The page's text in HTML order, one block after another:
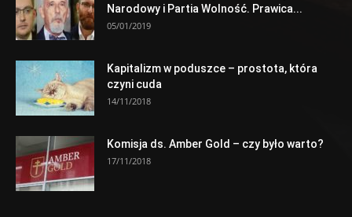
Narodowy i Partia Wolność. Prawica...
05/01/2019
Kapitalizm w poduszce – prostota, która
czyni cuda
14/11/2018
Komisja ds. Amber Gold – czy było warto?
17/11/2018